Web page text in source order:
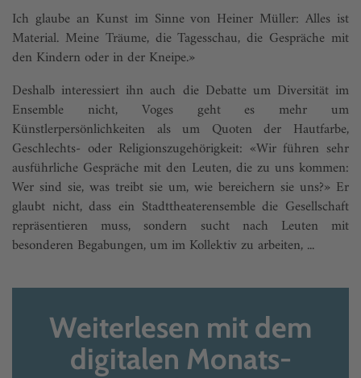
Ich glaube an Kunst im Sinne von Heiner Müller: Alles ist
Material. Meine Träume, die Tagesschau, die Gespräche mit
den Kindern oder in der Kneipe.»
Deshalb interessiert ihn auch die Debatte um Diversität im
Ensemble nicht, Voges geht es mehr um
Künstlerpersönlichkeiten als um Quoten der Hautfarbe,
Geschlechts- oder Religionszugehörigkeit: «Wir führen sehr
ausführliche Gespräche mit den Leuten, die zu uns kommen:
Wer sind sie, was treibt sie um, wie bereichern sie uns?» Er
glaubt nicht, dass ein Stadttheaterensemble die Gesellschaft
repräsentieren muss, sondern sucht nach Leuten mit
besonderen Begabungen, um im Kollektiv zu arbei­ten, ...
Weiterlesen mit dem
digitalen Monats-